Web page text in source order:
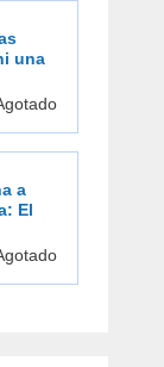
una
al
a
El